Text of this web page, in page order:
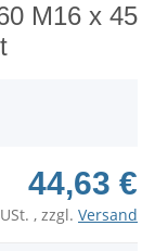
M16 x 45
44,63 €
, zzgl. Versand